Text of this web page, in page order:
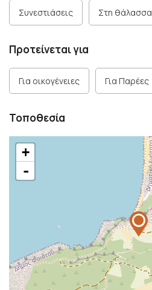
Συνεστιάσεις Στη θάλασσα
Προτείνεται για
Για οικογένειες Για Παρέες
Τοποθεσία
+
-